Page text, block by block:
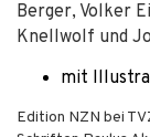
Berger, Volker
Knellwolf und
mit
Edition NZN bei